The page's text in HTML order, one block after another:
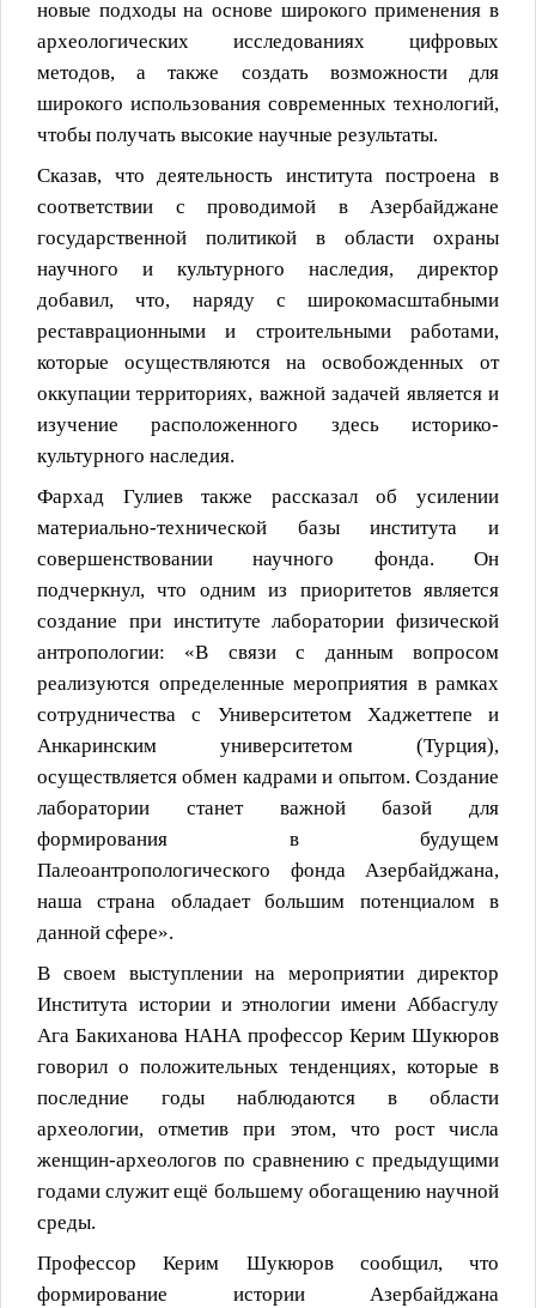
новые подходы на основе широкого применения в
археологических исследованиях цифровых
методов, а также создать возможности для
широкого использования современных технологий,
чтобы получать высокие научные результаты.
Сказав, что деятельность института построена в
соответствии с проводимой в Азербайджане
государственной политикой в области охраны
научного и культурного наследия, директор
добавил, что, наряду с широкомасштабными
реставрационными и строительными работами,
которые осуществляются на освобожденных от
оккупации территориях, важной задачей является и
изучение расположенного здесь историко-
культурного наследия.
Фархад Гулиев также рассказал об усилении
материально-технической базы института и
совершенствовании научного фонда. Он
подчеркнул, что одним из приоритетов является
создание при институте лаборатории физической
антропологии: «В связи с данным вопросом
реализуются определенные мероприятия в рамках
сотрудничества с Университетом Хаджеттепе и
Анкаринским университетом (Турция),
осуществляется обмен кадрами и опытом. Создание
лаборатории станет важной базой для
формирования в будущем
Палеоантропологического фонда Азербайджана,
наша страна обладает большим потенциалом в
данной сфере».
В своем выступлениина мероприятии директор
Института истории и этнологииимени Аббасгулу
Ага Бакиханова НАНА профессор Керим Шукюров
говорил о положительных тенденциях, которые в
последние годы наблюдаются в области
археологии, отметив при этом, что рост числа
женщин-археологов по сравнению с предыдущими
годами служит ещё большему обогащению научной
среды.
Профессор Керим Шукюров сообщил, что
формирование истории Азербайджана